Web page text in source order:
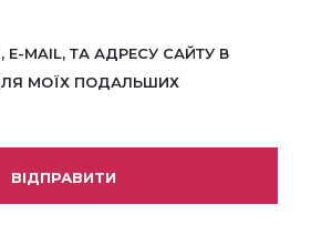
E-MAIL, ТА АДРЕСУ САЙТУ В
МОЇХ ПОДАЛЬШИХ